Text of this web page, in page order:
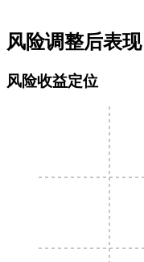
风险调整后表现
风险收益定位